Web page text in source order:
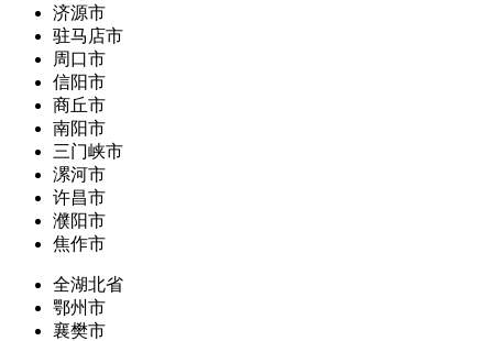
济源市
驻马店市
周口市
信阳市
商丘市
南阳市
三门峡市
漯河市
许昌市
濮阳市
焦作市
全湖北省
鄂州市
襄樊市